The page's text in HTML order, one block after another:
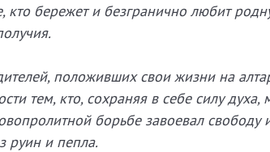
кто бережет и безгранично любит
положивших свои жизни на
тем, кто, сохраняя в себе силу духа,
борьбе завоевал свободу
руин и пепла.